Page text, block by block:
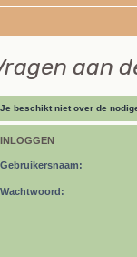
aan
Je beschikt niet over de
INLOGGEN
Gebruikersnaam:
Wachtwoord: